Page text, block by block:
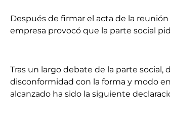
Después de firmar el acta de la
empresa provocó que la parte social
Tras un largo debate de la parte social,
disconformidad con la forma y modo
alcanzado ha sido la siguiente